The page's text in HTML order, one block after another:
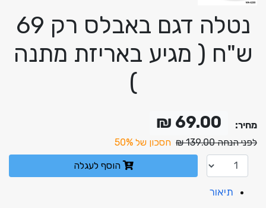
נטלה דגם באבלס רק 69
ש"ח ( מגיע באריזת מתנה
)
מחיר: 69.00 ₪
לפני הנחה 139.00 ₪ חסכון של 50%
הוסף לעגלה
תיאור